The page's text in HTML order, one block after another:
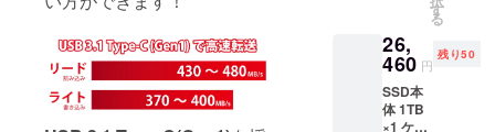
す
る
26,
460 円
残り50
SSD本
体 1TB
×1 ケー